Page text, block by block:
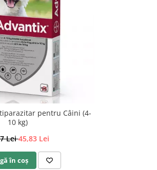
pentru Câini (4-
10 kg)
Lei45,83 Lei
în coș